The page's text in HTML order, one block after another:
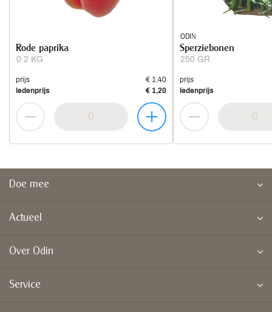
0.2 KG
Rode paprika
prijs
€ 1,40
ledenprijs
€ 1,20
ODIN
250 GR
Sperziebonen
prijs
ledenprijs
Doe mee
Actueel
Over Odin
Service